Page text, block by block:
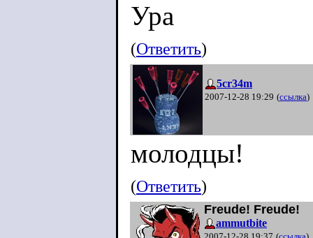
Ура
(Ответить)
5cr34m
2007-12-28 19:29 (ссылка)
молодцы!
(Ответить)
Freude! Freude!
ammutbite